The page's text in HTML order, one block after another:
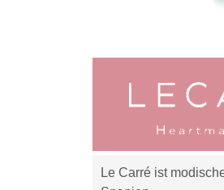
Le Carré ist